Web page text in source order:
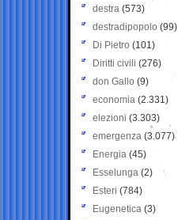
destra (573)
destradipopolo (99)
Di Pietro (101)
Diritti civili (276)
don Gallo (9)
economia (2.331)
elezioni (3.303)
emergenza (3.077)
Energia (45)
Esselunga (2)
Esteri (784)
Eugenetica (3)